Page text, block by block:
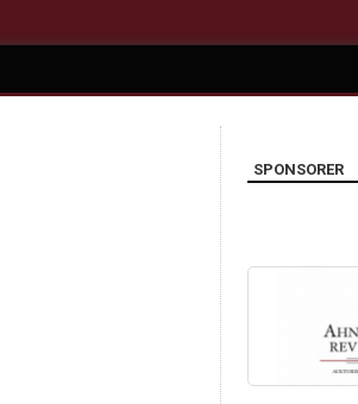
SPONSORER